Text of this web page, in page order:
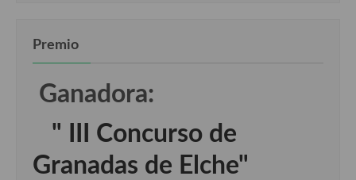
Premio
Ganadora:
" III Concurso de
Granadas de Elche"